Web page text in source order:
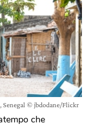
Senegal © jbdodane/Flickr
che